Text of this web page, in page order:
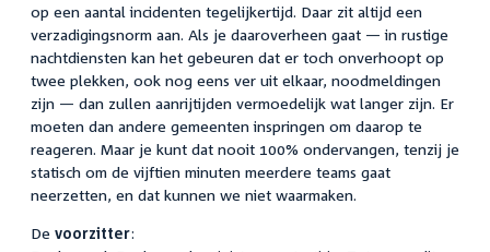
op een aantal incidenten tegelijkertijd. Daar zit altijd een
verzadigingsnorm aan. Als je daaroverheen gaat — in rustige
nachtdiensten kan het gebeuren dat er toch onverhoopt op
twee plekken, ook nog eens ver uit elkaar, noodmeldingen
zijn — dan zullen aanrijtijden vermoedelijk wat langer zijn. Er
moeten dan andere gemeenten inspringen om daarop te
reageren. Maar je kunt dat nooit 100% ondervangen, tenzij je
statisch om de vijftien minuten meerdere teams gaat
neerzetten, en dat kunnen we niet waarmaken.
De voorzitter: